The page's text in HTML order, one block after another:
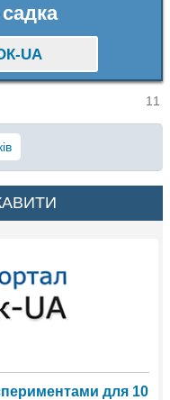
UA
11
для 10